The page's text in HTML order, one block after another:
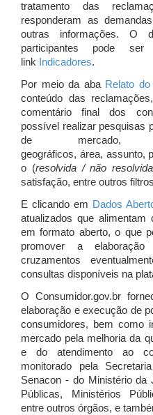
tratamento das
responderam as
outras informações. O
participantes pode
link Indicadores.
Por meio da aba Relato
conteúdo das
comentário final dos
possível realizar pesquisas
de mercado,
geográficos, área, assunto,
o (resolvida / não
satisfação, entre outros
E clicando em Dados
atualizados que alimentam
em formato aberto, o que
promover a
cruzamentos
consultas disponíveis na
O Consumidor.gov.br
elaboração e execução de
consumidores, bem como
mercado pela melhoria da
e do atendimento ao
monitorado pela
Senacon - do Ministério da
Públicas, Ministérios
entre outros órgãos, e